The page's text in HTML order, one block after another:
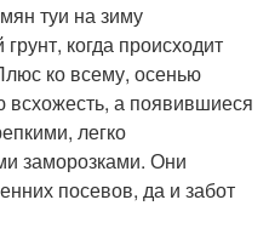
туи на зиму
когда происходит
ко всему, осенью
а появившиеся
легко
заморозками. Они
посевов, да и забот